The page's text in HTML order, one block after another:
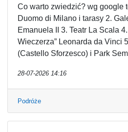
Co warto zwiedzić? wg google
Duomo di Milano i tarasy 2.
Emanuela II 3. Teatr La Scala
Wieczerza” Leonarda da Vinci
(Castello Sforzesco) i Park
28-07-2026 14:16
Podróże